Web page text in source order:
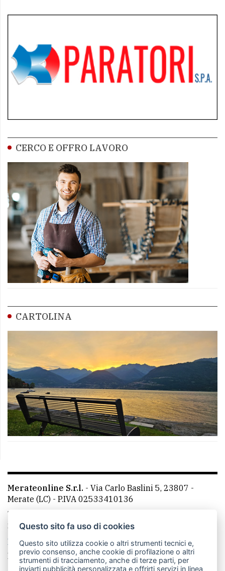
CERCO E OFFRO LAVORO
CARTOLINA
Merateonline S.r.l. - Via Carlo Baslini 5, 23807 -
Merate (LC) - P.IVA 02533410136
Telefono:
mail: redazione@leccoonline.com
La redazione
MerateOnline CasateOnline
RSS
Made by VIP
Questo sito fa uso di cookies
Questo sito utilizza cookie o altri strumenti tecnici e,
previo consenso, anche cookie di profilazione o altri
strumenti di tracciamento, anche di terze parti, per
inviarti pubblicità personalizzata e offrirti servizi in linea